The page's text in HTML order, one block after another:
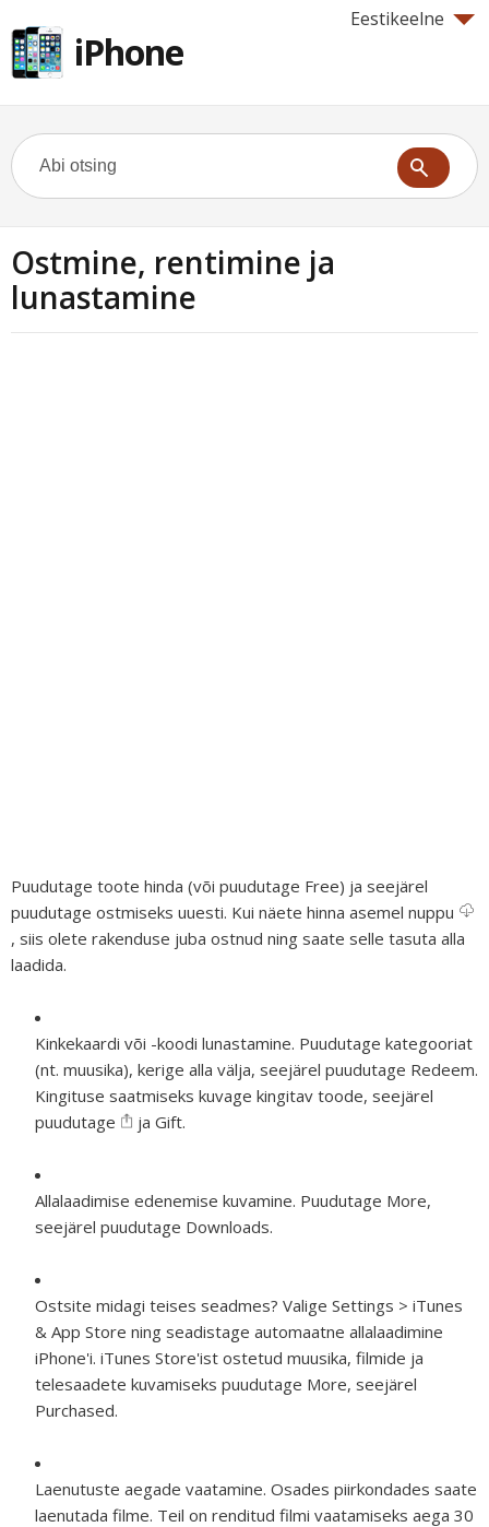
Eestikeelne
iPhone
Ostmine, rentimine ja
lunastamine
Puudutage toote hinda (või puudutage Free) ja seejärel
puudutage ostmiseks uuesti. Kui näete hinna asemel nuppu
, siis olete rakenduse juba ostnud ning saate selle tasuta alla
laadida.
Kinkekaardi või -koodi lunastamine. Puudutage kategooriat
(nt. muusika), kerige alla välja, seejärel puudutage Redeem.
Kingituse saatmiseks kuvage kingitav toode, seejärel
puudutage
ja Gift.
Allalaadimise edenemise kuvamine. Puudutage More,
seejärel puudutage Downloads.
Ostsite midagi teises seadmes? Valige Settings > iTunes
& App Store ning seadistage automaatne allalaadimine
iPhone'i. iTunes Store'ist ostetud muusika, filmide ja
telesaadete kuvamiseks puudutage More, seejärel
Purchased.
Laenutuste aegade vaatamine. Osades piirkondades saate
laenutada filme. Teil on renditud filmi vaatamiseks aega 30